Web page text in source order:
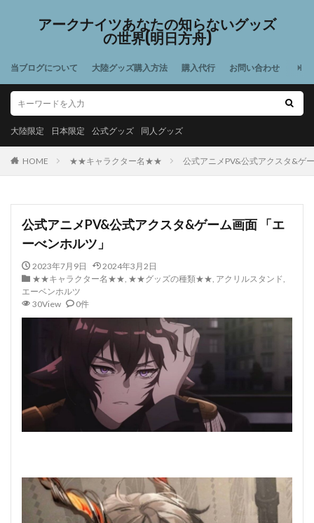
アークナイツあなたの知らないグッズ
の世界(明日方舟)
当ブログについて 大陸グッズ購入方法 購入代行 お問い合わせ
大陸限定 日本限定 公式グッズ 同人グッズ
HOME ★★キャラクター名★★ 公式アニメPV&公式アクスタ&ゲ
公式アニメPV&公式アクスタ&ゲーム画面 「エ
ーべンホルツ」
2023年7月9日
2024年3月2日
★★キャラクター名★★, ★★グッズの種類★★, アクリルスタンド,
エーベンホルツ
30View
0件